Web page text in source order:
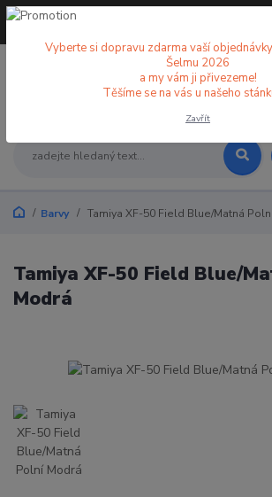
+420 773 998 582
Barvy Tamiya XF-50 Field Blue/Matná
Tamiya XF-50 Field Blue/
Modrá
Vyberte si dopravu zdarma vaší
Šelmu 2026
a my vám ji přivezeme!
Těšíme se na vás u našeho
Zavřít